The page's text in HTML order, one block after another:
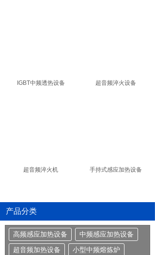
IGBT中频透热设备 超音频淬火设备
超音频淬火机 手持式感应加热设备
产品分类
高频感应加热设备
中频感应加热设备
超音频加热设备
小型中频熔炼炉